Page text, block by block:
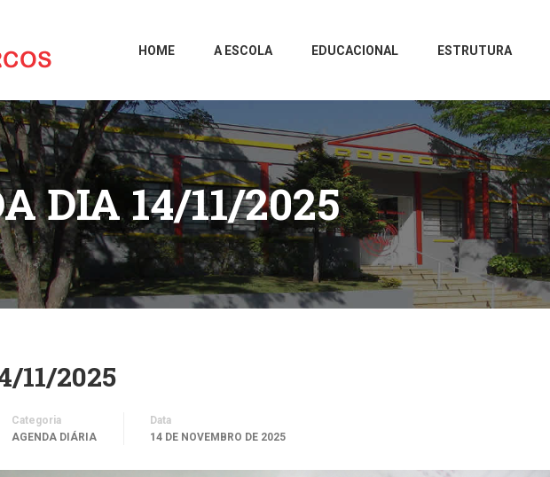
HOME A ESCOLA EDUCACIONAL ESTRUTURA
DIA 14/11/2025
11/2025
Categoria
AGENDA DIÁRIA
Data
14 DE NOVEMBRO DE 2025